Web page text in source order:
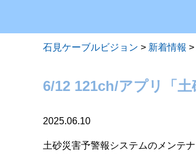
石見ケーブルビジョン > 新着情報 >
6/12 121ch/アプリ「
2025.06.10
土砂災害予警報システムのメンテ